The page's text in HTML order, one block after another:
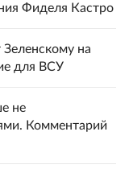
Фиделя Кастро
на
для ВСУ
не
Комментарий